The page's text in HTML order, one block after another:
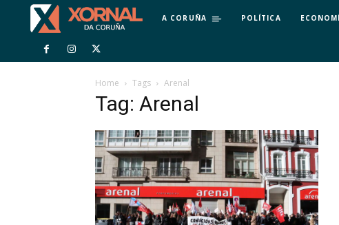
A CORUÑA POLÍTICA
Home Tags Arenal
Tag: Arenal